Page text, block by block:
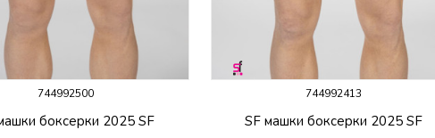
744992500
боксерки 2025 SF
744992413
SF машки боксерки 2025 SF